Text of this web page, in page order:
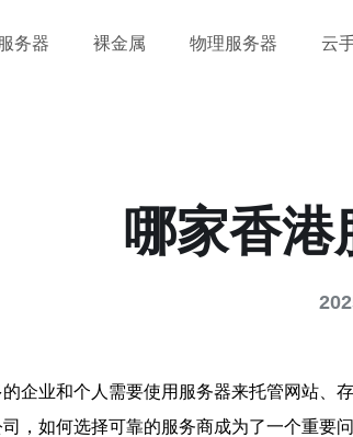
务器 裸金属 物理服务器 云
哪家香港
企业和个人需要使用服务器来托管网站
，如何选择可靠的服务商成为了一个重要问